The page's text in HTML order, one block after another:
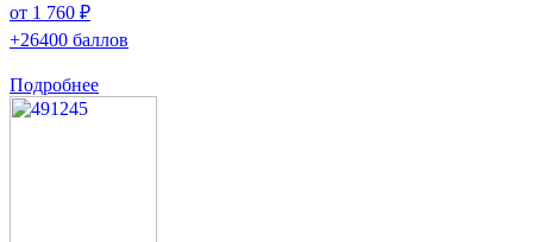
от 1 760 ₽
+26400 баллов
Подробнее